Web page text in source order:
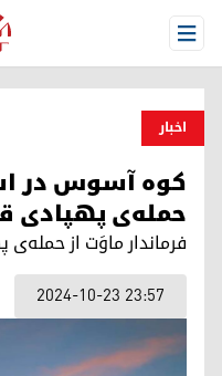
Open Menu
اخبار
کوه آسوس در
حمله‌ی پهپادی
فرماندار ماوَت از
2024-10-23 23:57